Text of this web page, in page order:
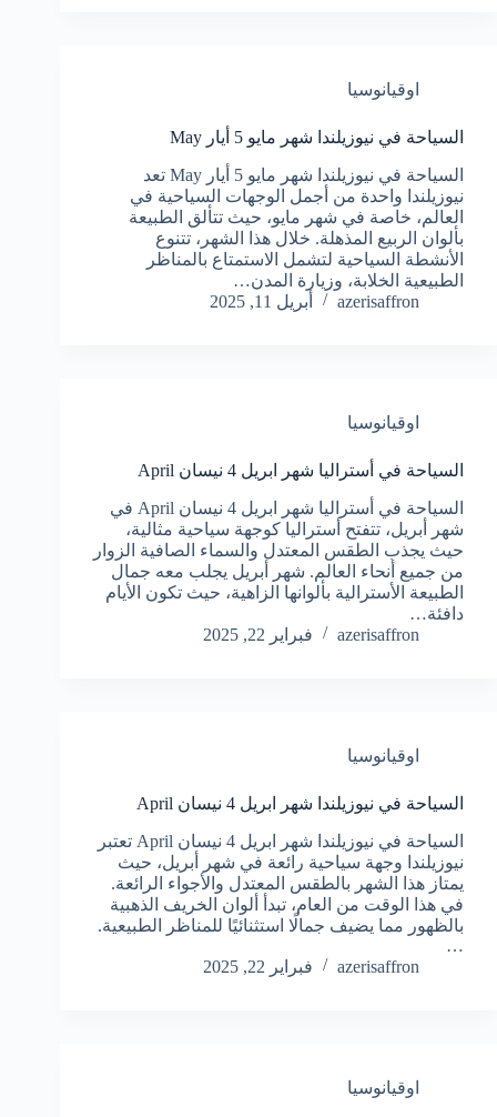
اوقيانوسيا
السياحة في نيوزيلندا شهر مايو 5 أيار May
السياحة في نيوزيلندا شهر مايو 5 أيار May تعد
نيوزيلندا واحدة من أجمل الوجهات السياحية في
العالم، خاصة في شهر مايو، حيث تتألق الطبيعة
بألوان الربيع المذهلة. خلال هذا الشهر، تتنوع
الأنشطة السياحية لتشمل الاستمتاع بالمناظر
الطبيعية الخلابة، وزيارة المدن…
azerisaffron
أبريل 11, 2025
اوقيانوسيا
السياحة في أستراليا شهر ابريل 4 نيسان April
السياحة في أستراليا شهر ابريل 4 نيسان April في
شهر أبريل، تتفتح أستراليا كوجهة سياحية مثالية،
حيث يجذب الطقس المعتدل والسماء الصافية الزوار
من جميع أنحاء العالم. شهر أبريل يجلب معه جمال
الطبيعة الأسترالية بألوانها الزاهية، حيث تكون الأيام
دافئة…
azerisaffron
فبراير 22, 2025
اوقيانوسيا
السياحة في نيوزيلندا شهر ابريل 4 نيسان April
السياحة في نيوزيلندا شهر ابريل 4 نيسان April تعتبر
نيوزيلندا وجهة سياحية رائعة في شهر أبريل، حيث
يمتاز هذا الشهر بالطقس المعتدل والأجواء الرائعة.
في هذا الوقت من العام، تبدأ ألوان الخريف الذهبية
بالظهور مما يضيف جمالًا استثنائيًا للمناظر الطبيعية.
…
azerisaffron
فبراير 22, 2025
اوقيانوسيا